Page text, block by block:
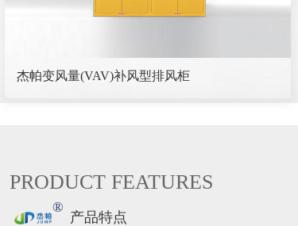
杰帕变风量(VAV)补风型排风柜
PRODUCT FEATURES
®
产品特点